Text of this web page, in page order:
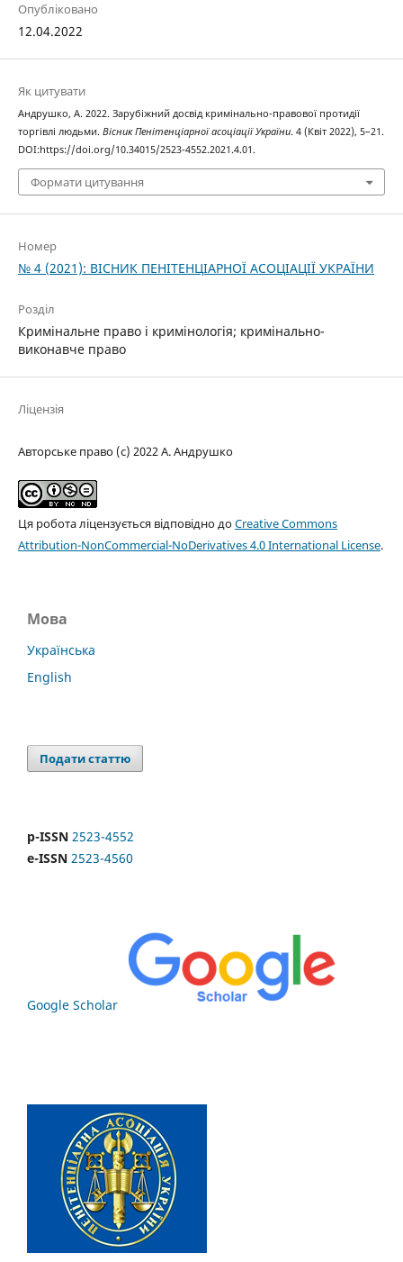
Опубліковано
12.04.2022
Як цитувати
Андрушко, А. 2022. Зарубіжний досвід кримінально-правової протидії
торгівлі людьми. Вісник Пенітенціарної асоціації України. 4 (Квіт 2022), 5–21.
DOI:https://doi.org/10.34015/2523-4552.2021.4.01.
Формати цитування
Номер
№ 4 (2021): ВІСНИК ПЕНІТЕНЦІАРНОЇ АСОЦІАЦІЇ УКРАЇНИ
Розділ
Кримінальне право і кримінологія; кримінально-
виконавче право
Ліцензія
Авторське право (c) 2022 А. Андрушко
Ця робота ліцензується відповідно доCreative Commons
Attribution-NonCommercial-NoDerivatives 4.0 International License.
Мова
Українська
English
Подати статтю
p-ISSN 2523-4552
e-ISSN 2523-4560
Google Scholar